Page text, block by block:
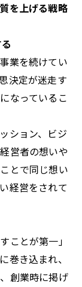
を上げる戦略
業を続けてい
決定が迷走す
なっているこ
ション、ビジ
営者の想いや
とで同じ想い
経営をされて
ことが第一」
巻き込まれ、
創業時に掲げ